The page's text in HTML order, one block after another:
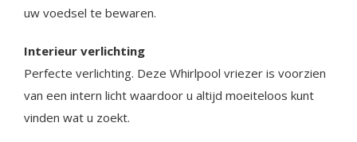
uw voedsel te bewaren.
Interieur verlichting
Perfecte verlichting. Deze Whirlpool vriezer is voorzien
van een intern licht waardoor u altijd moeiteloos kunt
vinden wat u zoekt.